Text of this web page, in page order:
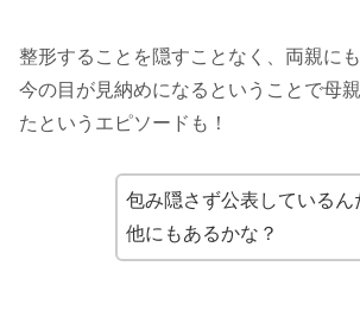
整形することを隠すことなく、両親に
今の目が見納めになるということで母
たというエピソードも！
包み隠さず公表しているん
他にもあるかな？